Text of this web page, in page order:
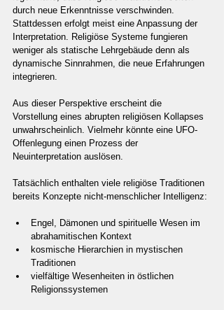
durch neue Erkenntnisse verschwinden.
Stattdessen erfolgt meist eine Anpassung der
Interpretation. Religiöse Systeme fungieren
weniger als statische Lehrgebäude denn als
dynamische Sinnrahmen, die neue Erfahrungen
integrieren.
Aus dieser Perspektive erscheint die
Vorstellung eines abrupten religiösen Kollapses
unwahrscheinlich. Vielmehr könnte eine UFO-
Offenlegung einen Prozess der
Neuinterpretation auslösen.
Tatsächlich enthalten viele religiöse Traditionen
bereits Konzepte nicht-menschlicher Intelligenz:
Engel, Dämonen und spirituelle Wesen im
abrahamitischen Kontext
kosmische Hierarchien in mystischen
Traditionen
vielfältige Wesenheiten in östlichen
Religionssystemen